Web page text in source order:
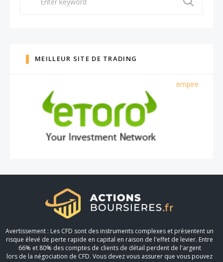
MEILLEUR SITE DE TRADING
empire
Avertissement : Les CFD sont des instruments complexes et présentent un
risque élevé de perte rapide en capital en raison de l'effet de levier. Entre
66% et 80% des comptes de clients de détail perdent de l'argent
lors de la négociation de CFD. Vous devez vous assurer que vous pouvez